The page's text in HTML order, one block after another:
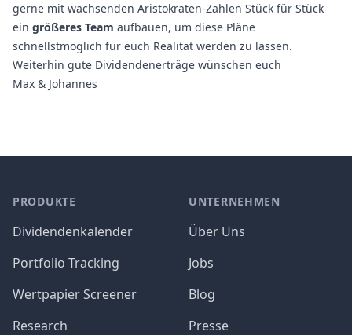
gerne mit wachsenden Aristokraten-Zahlen Stück für Stück
ein größeres Team aufbauen, um diese Pläne
schnellstmöglich für euch Realität werden zu lassen.
Weiterhin gute Dividendenerträge wünschen euch
Max & Johannes
PRODUKTE
Dividendenkalender
Portfolio Tracking
Wertpapier Screener
Research
UNTERNEHMEN
Über Uns
Jobs
Blog
Presse